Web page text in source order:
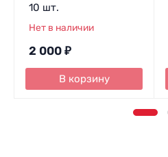
10 шт.
Нет в наличии
2 000 ₽
В корзину